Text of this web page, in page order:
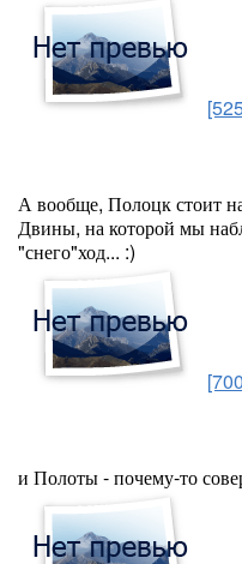
А вообще, Полоцк стоит
Двины, на которой мы
"снего"ход... :)
и Полоты - почему-то